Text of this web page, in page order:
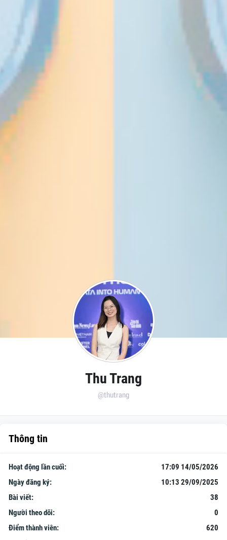
Thu Trang
@thutrang
Thông tin
Hoạt động lần cuối:
17:09 14/05/2026
Ngày đăng ký:
10:13 29/09/2025
Bài viết:
38
Người theo dõi:
0
Điểm thành viên:
620